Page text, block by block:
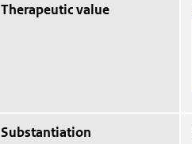
Therapeutic value
Substantiation